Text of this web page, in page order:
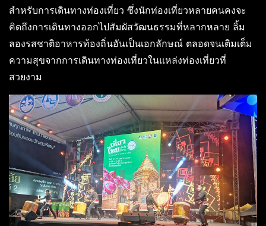
สำหรับการเดินทางท่องเที่ยว ซึ่งนักท่องเที่ยวหลายคนคงจะ
คิดถึงการเดินทางออกไปสัมผัสวัฒนธรรมที่หลากหลาย ลิ้ม
ลองรสชาติอาหารท้องถิ่นอันเป็นเอกลักษณ์ ตลอดจนเติมเต็ม
ความสุขจากการเดินทางท่องเที่ยวในแหล่งท่องเที่ยวที่
สวยงาม